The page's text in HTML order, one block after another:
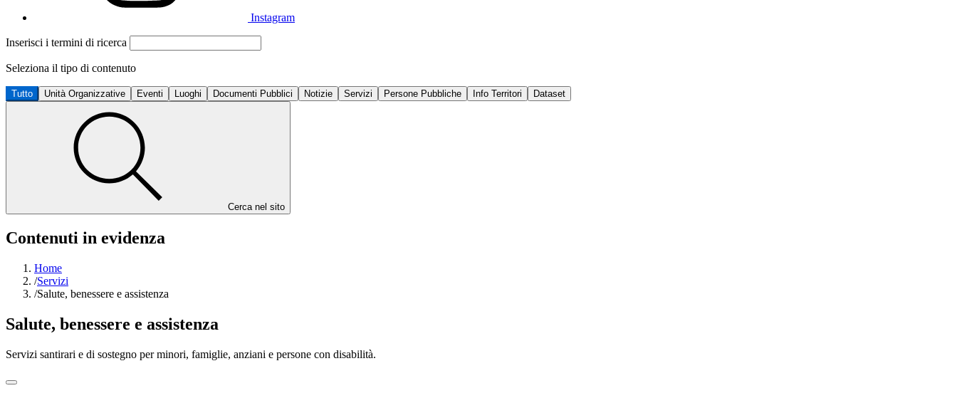
Instagram
Inserisci i termini di ricerca
Seleziona il tipo di contenuto
Tutto Unità Organizzative Eventi Luoghi Documenti Pubblici Notizie Servizi Persone Pubbliche Info Territori Dataset
Cerca nel sito
Contenuti in evidenza
Home
/Servizi
/Salute, benessere e assistenza
Salute, benessere e assistenza
Servizi santirari e di sostegno per minori, famiglie, anziani e persone con disabilità.